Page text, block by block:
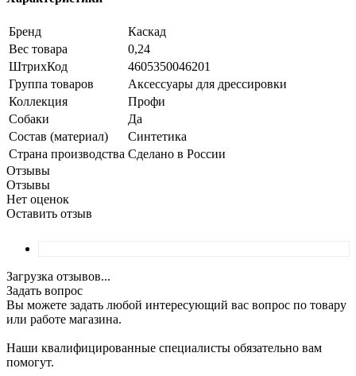
Бренд
Каскад
Вес товара
0,24
ШтрихКод
4605350046201
Группа товаров
Аксессуары для дрессировки
Коллекция
Профи
Собаки
Да
Состав (материал)
Синтетика
Страна производства Сделано в России
Отзывы
Отзывы
Нет оценок
Оставить отзыв
Загрузка отзывов...
Задать вопрос
Вы можете задать любой интересующий вас вопрос по товару
или работе магазина.
Наши квалифицированные специалисты обязательно вам
помогут.